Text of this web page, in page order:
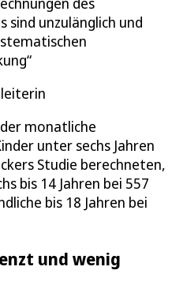
sind unzulänglich und
monatliche
unter sechs Jahren
Studie berechneten,
bis 14 Jahren bei 557
bis 18 Jahren bei
und wenig